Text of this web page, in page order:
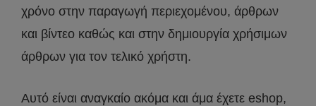
χρόνο στην παραγωγή περιεχομένου, άρθρων
και βίντεο καθώς και στην δημιουργία χρήσιμων
άρθρων για τον τελικό χρήστη.
Αυτό είναι αναγκαίο ακόμα και άμα έχετε eshop,